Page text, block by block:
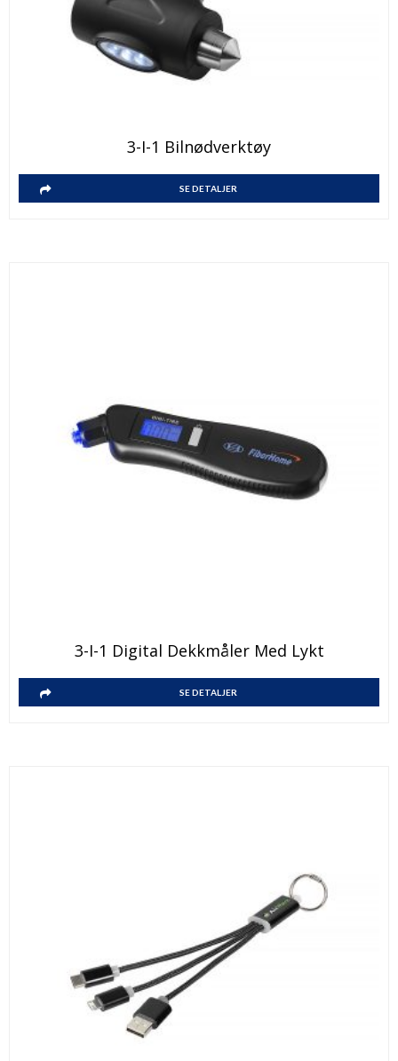
3-I-1 Bilnødverktøy
SE DETALJER
3-I-1 Digital Dekkmåler Med Lykt
SE DETALJER